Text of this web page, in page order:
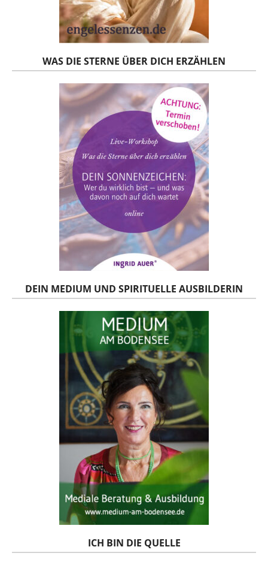
WAS DIE STERNE ÜBER DICH ERZÄHLEN
DEIN MEDIUM UND SPIRITUELLE AUSBILDERIN
ICH BIN DIE QUELLE